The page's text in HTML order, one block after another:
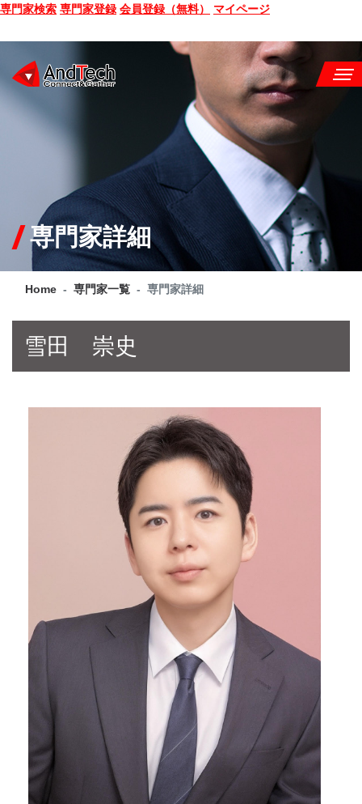
専門家検索 専門家登録 会員登録（無料） マイページ
CONSULTING
SERVICE
COMPANY
Q&A
専門家詳細
Home 専門家一覧 専門家詳細
雪田 崇史